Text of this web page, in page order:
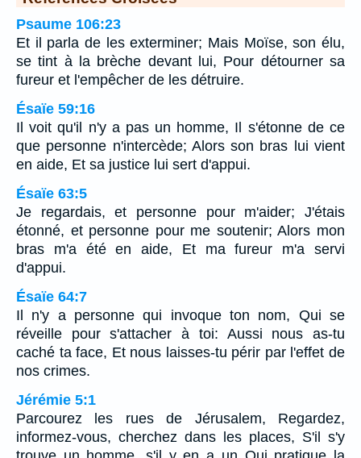
Psaume 106:23
Et il parla de les exterminer; Mais Moïse, son élu,
se tint à la brèche devant lui, Pour détourner sa
fureur et l'empêcher de les détruire.
Ésaïe 59:16
Il voit qu'il n'y a pas un homme, Il s'étonne de ce
que personne n'intercède; Alors son bras lui vient
en aide, Et sa justice lui sert d'appui.
Ésaïe 63:5
Je regardais, et personne pour m'aider; J'étais
étonné, et personne pour me soutenir; Alors mon
bras m'a été en aide, Et ma fureur m'a servi
d'appui.
Ésaïe 64:7
Il n'y a personne qui invoque ton nom, Qui se
réveille pour s'attacher à toi: Aussi nous as-tu
caché ta face, Et nous laisses-tu périr par l'effet de
nos crimes.
Jérémie 5:1
Parcourez les rues de Jérusalem, Regardez,
informez-vous, cherchez dans les places, S'il s'y